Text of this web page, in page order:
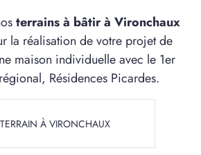
terrains à bâtir à Vironchaux
la réalisation de votre projet de
maison individuelle avec le 1er
Résidences Picardes.
À VIRONCHAUX